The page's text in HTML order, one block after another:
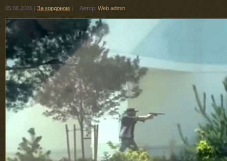
05.08.2026 | За кордоном | Автор: Web admin